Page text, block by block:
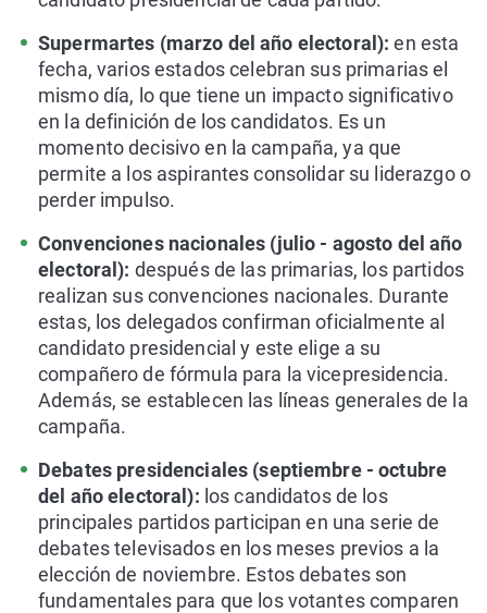
Supermartes (marzo del año electoral):en esta
fecha, varios estados celebran sus primarias el
mismo día, lo que tiene un impacto significativo
en la definición de los candidatos. Es un
momento decisivo en la campaña, ya que
permite a los aspirantes consolidar su liderazgo o
perder impulso.
Convenciones nacionales (julio - agosto del año
electoral): después de las primarias, los partidos
realizan sus convenciones nacionales. Durante
estas, los delegados confirman oficialmente al
candidato presidencial y este elige a su
compañero de fórmula para la vicepresidencia.
Además, se establecen las líneas generales de la
campaña.
Debates presidenciales (septiembre - octubre
del año electoral): los candidatos de los
principales partidos participan en una serie de
debates televisados en los meses previos a la
elección de noviembre. Estos debates son
fundamentales para que los votantes comparen